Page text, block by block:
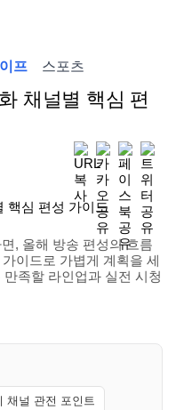
프 스포츠
채널별 핵심 편
, 올해 방송 편성의 흐름
이드로 가볍게 계획을 세
족할 라인업과 실전 시청
채널 관전 포인트